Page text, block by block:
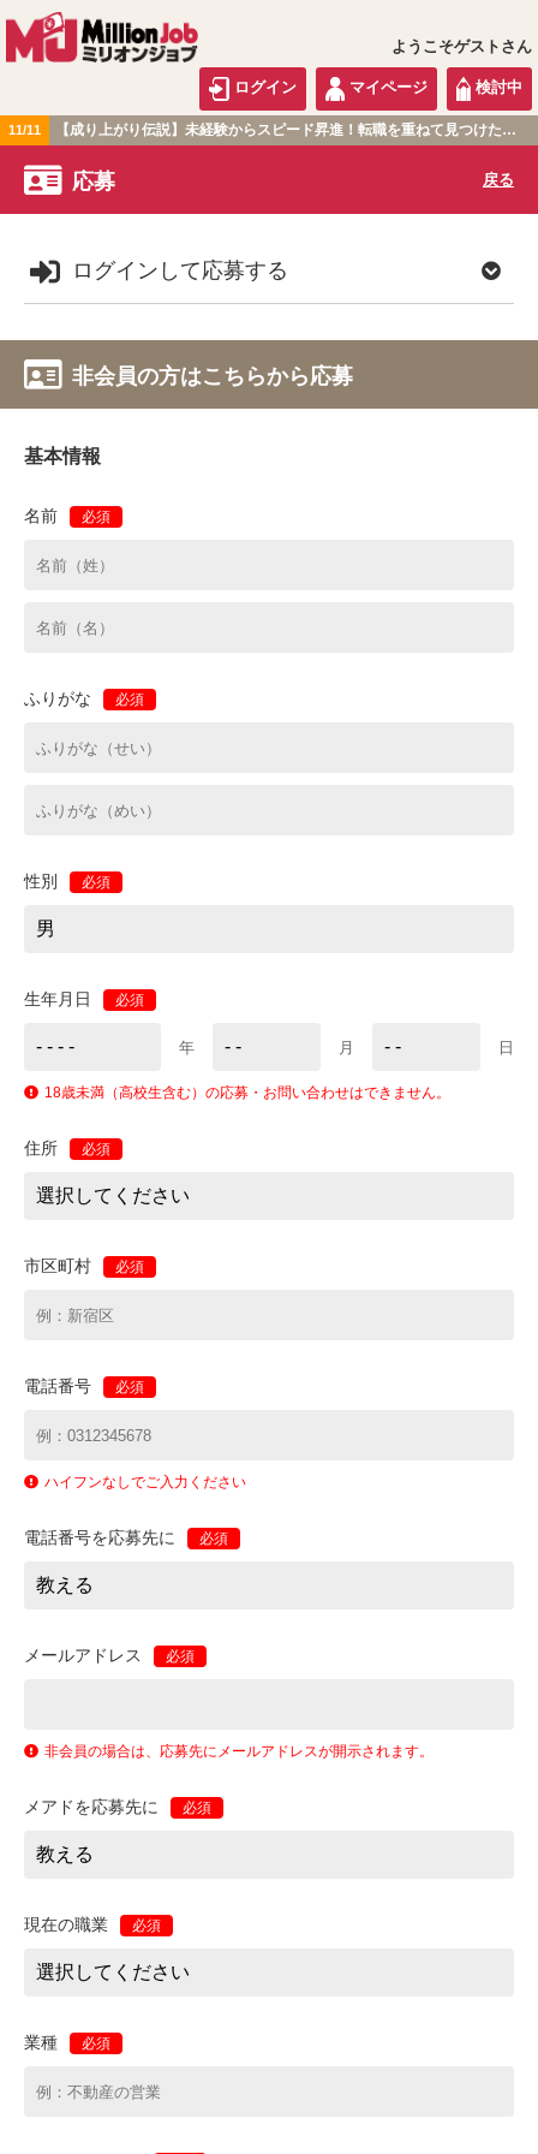
ようこそゲストさん
ログイン マイページ 検討中
11/11 【成り上がり伝説】未経験からスピード昇進！転職を重ねて見つけた『本当に働きやすい職場』とは？
関東版
応募 戻る
ログインして応募する
非会員の方はこちらから応募
基本情報
名前 必須
ふりがな 必須
性別 必須
生年月日 必須
年 月 日
18歳未満（高校生含む）の応募・お問い合わせはできません。
住所 必須
市区町村 必須
電話番号 必須
ハイフンなしでご入力ください
電話番号を応募先に 必須
メールアドレス 必須
非会員の場合は、応募先にメールアドレスが開示されます。
メアドを応募先に 必須
現在の職業 必須
業種 必須